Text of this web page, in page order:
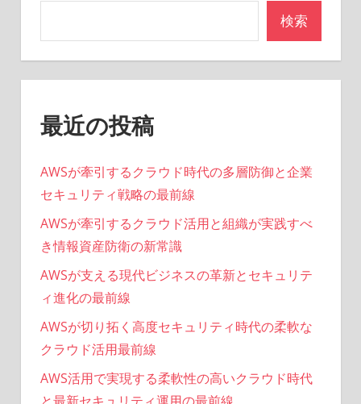
検索
最近の投稿
AWSが牽引するクラウド時代の多層防御と企業
セキュリティ戦略の最前線
AWSが牽引するクラウド活用と組織が実践すべ
き情報資産防衛の新常識
AWSが支える現代ビジネスの革新とセキュリテ
ィ進化の最前線
AWSが切り拓く高度セキュリティ時代の柔軟な
クラウド活用最前線
AWS活用で実現する柔軟性の高いクラウド時代
と最新セキュリティ運用の最前線